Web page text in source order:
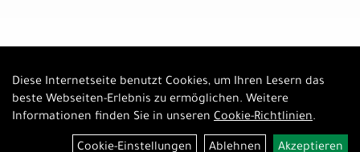
Diese Internetseite benutzt Cookies, um Ihren Lesern das
beste Webseiten-Erlebnis zu ermöglichen. Weitere
Informationen finden Sie in unseren Cookie-Richtlinien.
Cookie-Einstellungen Ablehnen Akzeptieren
Auftrag widerrufen